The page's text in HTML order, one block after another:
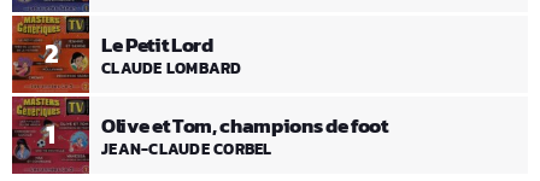
1 Olive et Tom, champions de foot
JEAN-CLAUDE CORBEL
2 Le Petit Lord
CLAUDE LOMBARD